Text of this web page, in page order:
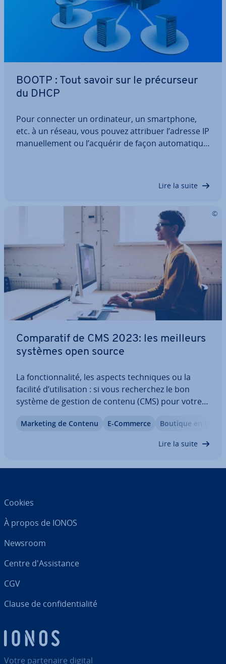
BOOTP : Tout savoir sur le pré­cur­seur
du DHCP
Pour connecter un or­di­na­teur, un smart­phone,
etc. à un réseau, vous pouvez attribuer l’adresse IP
ma­nuel­le­ment ou l’acquérir de façon au­to­ma­tique.
Lire la suite
Com­pa­ra­tif de CMS 2023: les meilleurs
systèmes open source
La fonc­tion­na­lité, les aspects tech­niques ou la
facilité d’uti­li­sa­tion : si vous re­cher­chez le bon
système de gestion de contenu (CMS) pour votre
facteurs. Un même système peut être utilisé pour
Marketing de Contenu E-Commerce Boutique en Ligne
Lire la suite
Votre par­te­naire digital
Cookies
À propos de IONOS
Newsroom
Centre d'As­sis­tance
CGV
Clause de con­fi­den­tia­lité